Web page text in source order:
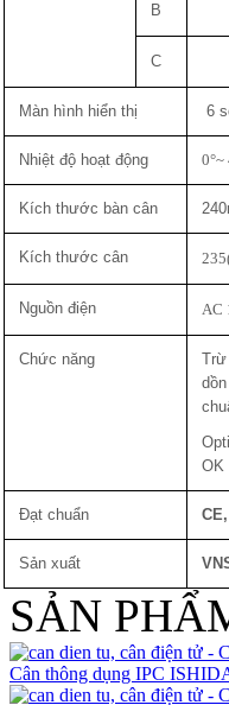
B
C
Màn hình hiển thị 6
Nhiệt độ̣ hoạt động 0°~
Kích thước bàn cân
Kích thước cân
Nguồn điện AC
Chức năng
Trừ
OK
Đạt chuẩn
Sản xuất
SẢN
Cân thông dụng IPC